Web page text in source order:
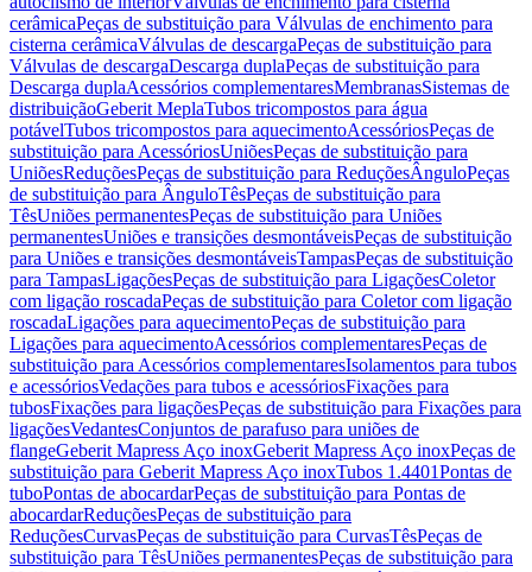
cerâmicaPeças de substituição para Válvulas de enchimento para
cisterna cerâmicaVálvulas de descargaPeças de substituição para
Válvulas de descargaDescarga duplaPeças de substituição para
Descarga duplaAcessórios complementaresMembranasSistemas de
distribuiçãoGeberit MeplaTubos tricompostos para água
potávelTubos tricompostos para aquecimentoAcessóriosPeças de
substituição para AcessóriosUniõesPeças de substituição para
UniõesReduçõesPeças de substituição para ReduçõesÂnguloPeças
de substituição para ÂnguloTêsPeças de substituição para
TêsUniões permanentesPeças de substituição para Uniões
permanentesUniões e transições desmontáveisPeças de substituição
para Uniões e transições desmontáveisTampasPeças de substituição
para TampasLigaçõesPeças de substituição para LigaçõesColetor
com ligação roscadaPeças de substituição para Coletor com ligação
roscadaLigações para aquecimentoPeças de substituição para
Ligações para aquecimentoAcessórios complementaresPeças de
substituição para Acessórios complementaresIsolamentos para tubos
e acessóriosVedações para tubos e acessóriosFixações para
tubosFixações para ligaçõesPeças de substituição para Fixações para
ligaçõesVedantesConjuntos de parafuso para uniões de
flangeGeberit Mapress Aço inoxGeberit Mapress Aço inoxPeças de
substituição para Geberit Mapress Aço inoxTubos 1.4401Pontas de
tuboPontas de abocardarPeças de substituição para Pontas de
abocardarReduçõesPeças de substituição para
ReduçõesCurvasPeças de substituição para CurvasTêsPeças de
substituição para TêsUniões permanentesPeças de substituição para